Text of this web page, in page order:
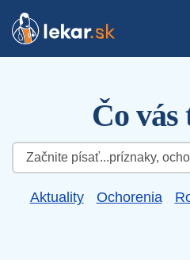
Čo
Hľadať:
Aktuality Ochorenia